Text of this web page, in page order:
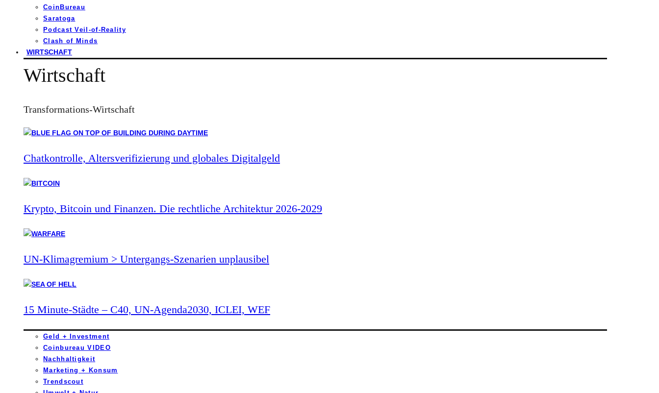
CoinBureau
Saratoga
Podcast Veil-of-Reality
Clash of Minds
WIRTSCHAFT
Wirtschaft
Transformations-Wirtschaft
Chatkontrolle, Altersverifizierung und globales Digitalgeld
Krypto, Bitcoin und Finanzen. Die rechtliche Architektur 2026-2029
UN-Klimagremium > Untergangs-Szenarien unplausibel
15 Minute-Städte – C40, UN-Agenda2030, ICLEI, WEF
Geld + Investment
Coinbureau VIDEO
Nachhaltigkeit
Marketing + Konsum
Trendscout